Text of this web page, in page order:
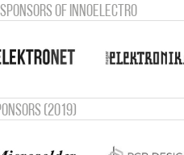
of InnoElectro
(2019)